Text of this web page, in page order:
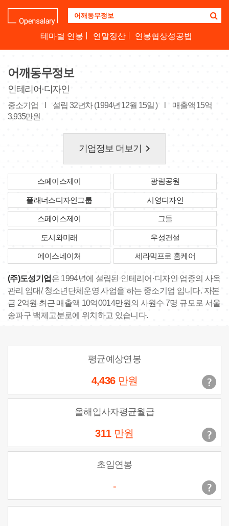
업
명
하
세
요
테마별 연봉 연말정산 연봉협상성공법
어깨동무정보
인테리어·디자인
중소기업 설립 32년차 (1994년 12월 15일 )
매출액 15억
3,935만원
기업정보 더보기 keyboard_arrow_right
스페이스제이 광림공원
플래너스디자인그룹 시영디자인
스페이스제이 그들
도시와미래 우성건설
에이스네이처 세라믹프로 홈케어
(주)도성기업 은 1994년에 설립된 인테리어·디자인 업종의 사옥
관리 임대/ 청소년단체운영 사업을 하는 중소기업 입니다. 자본
금 2억원 최근 매출액 10억0014만원의 사원수 7명 규모로 서울
송파구 백제고분로에 위치하고 있습니다.
평균예상연봉
4,436 만원
올해입사자평균월급
311 만원
초임연봉
-